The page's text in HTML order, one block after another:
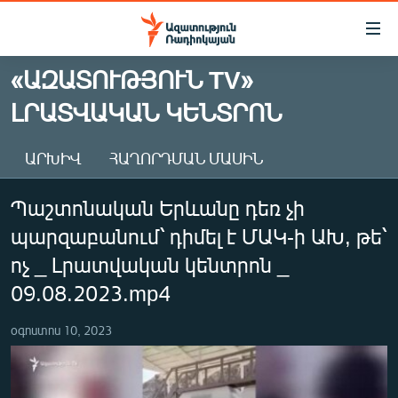
Մատչելիության
Անցնել
հիմնական
բովանդակությանը
հիմնական
ԱԶԱՏՈՒԹՅՈՒՆ TV
ՀԱՅԱՍՏԱՆ
ՔԱՂԱՔԱԿԱՆ
ԻՐԱՎՈՒՆՔ
ՀԱՍԱՐԱԿՈՒԹՅՈՒՆ
ՏՆՏԵՍՈՒԹՅՈՒՆ
ՊԱՏԵՐԱԶՄԻ 6 ՇԱԲԱԹՆԵՐԸ
ՏԱՐԱԾԱՇՐՋԱՆ
«ԱԶԱՏՈՒԹՅՈՒՆ TV»
ԼՐԱՏՎԱԿԱՆ ԿԵՆՏՐՈՆ
ԱՐԽԻՎ ՀԱՂՈՐԴՄԱՆ ՄԱՍԻՆ
Պաշտոնական Երևանը դեռ չի
պարզաբանում՝ դիմել է ՄԱԿ-ի ԱԽ, թե՝
ոչ _ Լրատվական կենտրոն _
09.08.2023.mp4
օգոստոս 10, 2023